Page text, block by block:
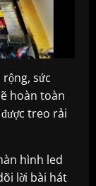
sức
hoàn toàn
treo rải
hình led
lời bài hát